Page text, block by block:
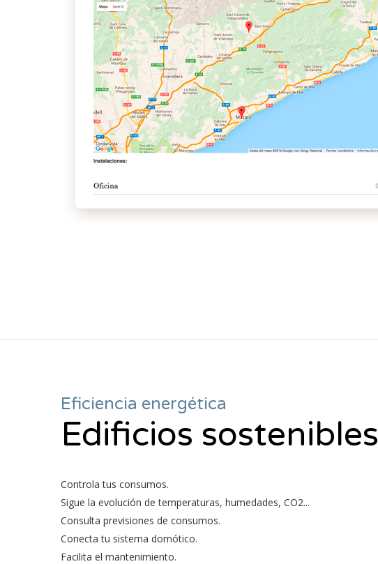
Eficiencia energética
Edificios sostenibles
Controla tus consumos.
Sigue la evolución de temperaturas, humedades, CO2...
Consulta previsiones de consumos.
Conecta tu sistema domótico.
Facilita el mantenimiento.